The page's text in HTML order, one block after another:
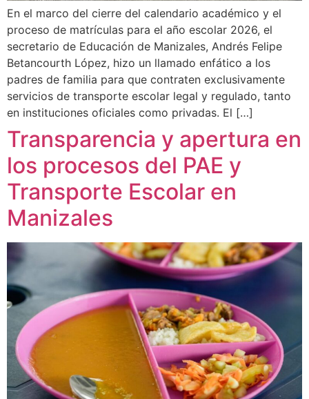
En el marco del cierre del calendario académico y el
proceso de matrículas para el año escolar 2026, el
secretario de Educación de Manizales, Andrés Felipe
Betancourth López, hizo un llamado enfático a los
padres de familia para que contraten exclusivamente
servicios de transporte escolar legal y regulado, tanto
en instituciones oficiales como privadas. El […]
Transparencia y apertura en
los procesos del PAE y
Transporte Escolar en
Manizales